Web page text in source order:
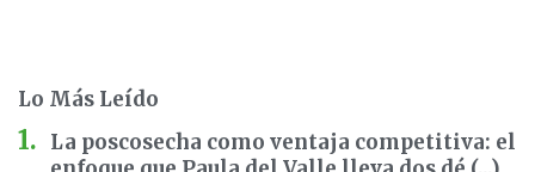
Lo Más Leído
La poscosecha como ventaja competitiva: el